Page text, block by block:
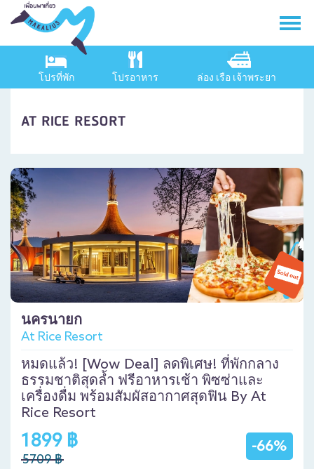
โปรที่พัก โปรอาหาร ล่อง เรือ เจ้าพระยา
AT RICE RESORT
นครนายก
At Rice Resort
หมดแล้ว! [Wow Deal] ลดพิเศษ! ที่พักกลาง
ธรรมชาติสุดล้ำ ฟรีอาหารเช้า พิซซ่าและ
เครื่องดื่ม พร้อมสัมผัสอากาศสุดฟิน By At
Rice Resort
-66%
1899 ฿
5709 ฿